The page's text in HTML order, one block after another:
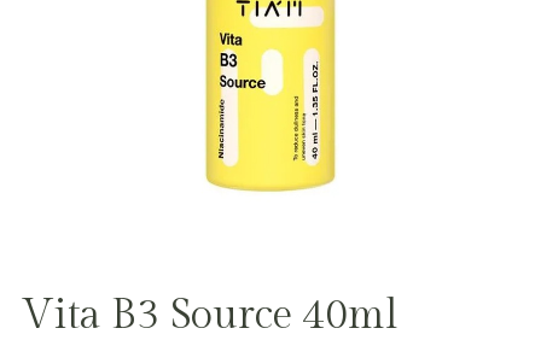
Vita B3 Source 40ml